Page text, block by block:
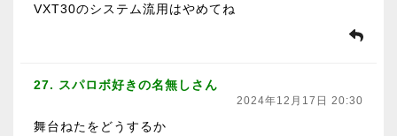
VXT30のシステム流用はやめてね
27. スパロボ好きの名無しさん
2024年12月17日 20:30
舞台ねたをどうするか